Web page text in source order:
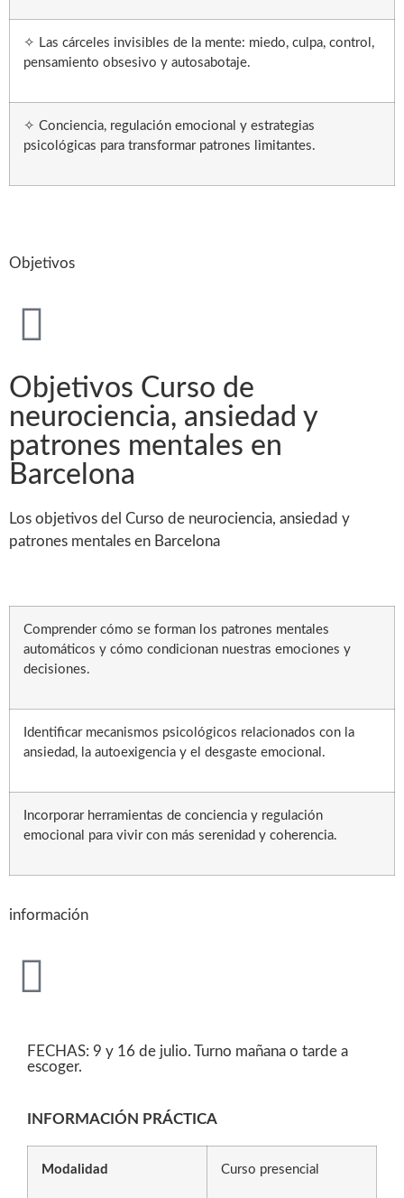
✧ Las cárceles invisibles de la mente: miedo, culpa, control,
pensamiento obsesivo y autosabotaje.
✧ Conciencia, regulación emocional y estrategias
psicológicas para transformar patrones limitantes.
Objetivos
Objetivos Curso de
neurociencia, ansiedad y
patrones mentales en
Barcelona
Los objetivos del Curso de neurociencia, ansiedad y
patrones mentales en Barcelona
Comprender cómo se forman los patrones mentales
automáticos y cómo condicionan nuestras emociones y
decisiones.
Identificar mecanismos psicológicos relacionados con la
ansiedad, la autoexigencia y el desgaste emocional.
Incorporar herramientas de conciencia y regulación
emocional para vivir con más serenidad y coherencia.
información
FECHAS: 9 y 16 de julio. Turno mañana o tarde a
escoger.
INFORMACIÓN PRÁCTICA
Modalidad Curso presencial